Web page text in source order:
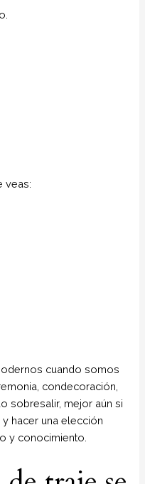
veas:
cuando somos
condecoración,
sobresalir, mejor aún si
hacer una elección
y conocimiento.